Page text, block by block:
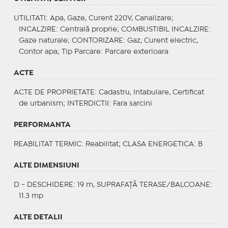
UTILITATI : Apa, Gaze, Curent 220V, Canalizare;
INCALZIRE : Centrală proprie; COMBUSTIBIL INCALZIRE :
Gaze naturale; CONTORIZARE : Gaz, Curent electric,
Contor apa;
Tip Parcare: Parcare exterioara
ACTE
ACTE DE PROPRIETATE : Cadastru, Intabulare, Certificat
de urbanism;
INTERDICTII : Fara sarcini
PERFORMANTA
REABILITAT TERMIC: Reabilitat; CLASA ENERGETICA: B
ALTE DIMENSIUNI
D - DESCHIDERE: 19 m, SUPRAFAȚĂ TERASE/BALCOANE:
11.3 mp
ALTE DETALII